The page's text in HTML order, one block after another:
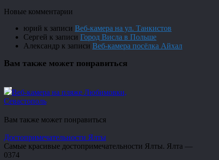
Новые комментарии
юрий к записи Веб-камера на ул. Танкистов
Сергей к записи Город Висла в Польше
Александр к записи Веб-камера посёлка Айхал
Вам также может понравиться
Веб-камера на пляже Любимовки,
Севастополь
Вам также может понравиться
Достопримечательности Ялты
Самые красивые достопримечательности Ялты. Ялта —
0374